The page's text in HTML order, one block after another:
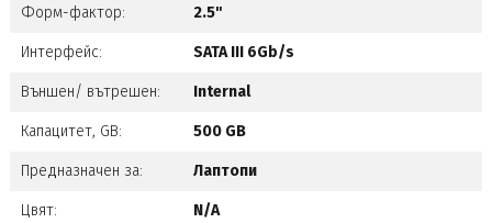
Форм-фактор: 2.5"
Интерфейс: SATA III 6Gb/s
Външен/ вътрешен: Internal
Капацитет, GB: 500 GB
Предназначен за: Лаптопи
Цвят: N/A